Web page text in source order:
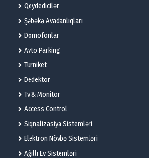
Qeydedicilər
Şəbəkə Avadanlıqları
Domofonlar
Avto Parking
Turniket
Dedektor
Tv & Monitor
Access Control
Siqnalizasiya Sistemləri
Elektron Növbə Sistemləri
Ağıllı Ev Sistemləri